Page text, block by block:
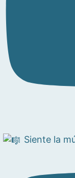
Siente la